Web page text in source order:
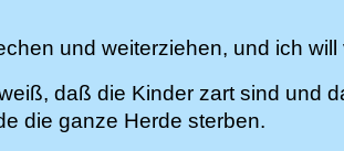
und weiterziehen, und ich will
daß die Kinder zart sind und
die ganze Herde sterben.